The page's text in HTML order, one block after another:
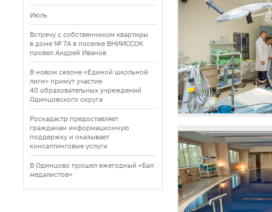
Июль
Встречу с собственником квартиры
в доме № 7А в поселке ВНИИССОК
провел Андрей Иванов
В новом сезоне «Единой школьной
лиги» примут участие
40 образовательных учреждений
Одинцовского округа
Роскадастр предоставляет
гражданам информационную
поддержку и оказывает
консалтинговые услуги
В Одинцово прошел ежегодный «Бал
медалистов»